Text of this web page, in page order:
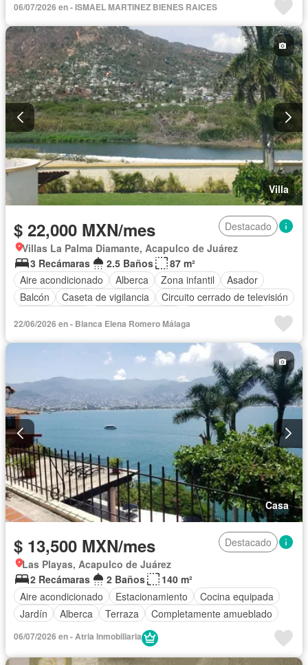
Acceso para personas con discapacidad
Sala polivalente
Circuito cerrado de televisión
Cuarto de Limpieza
Agua Jacuzzi
Gas natural
Asador
Vista panorámica
Recámara con closet
Caseta de vigilancia
Conserje
Completamente amueblado
06/07/2026 en - ISMAEL MARTINEZ BIENES RAICES
Villa
$ 22,000 MXN/mes
Destacado
Villas La Palma Diamante, Acapulco de Juárez
3 Recámaras
2.5 Baños
87 m²
Aire acondicionado
Alberca Zona infantil
Asador
Balcón
Caseta de vigilancia
Circuito cerrado de televisión
Jardín
Azotea Seguridad Terraza
Vista panorámica
22/06/2026 en - Blanca Elena Romero Málaga
Casa
$ 13,500 MXN/mes
Destacado
Las Playas, Acapulco de Juárez
2 Recámaras
2 Baños
140 m²
Aire acondicionado
Estacionamiento
Cocina equipada
Jardín
Alberca Terraza Completamente amueblado
06/07/2026 en - Atria Inmobiliaria